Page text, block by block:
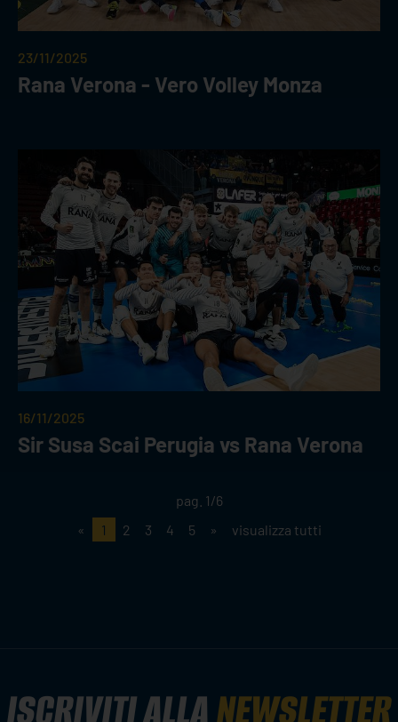
23/11/2025
Rana Verona - Vero Volley Monza
16/11/2025
Sir Susa Scai Perugia vs Rana Verona
pag. 1/6
«
1 2 3 4 5 » visualizza tutti
ISCRIVITI ALLANEWSLETTER